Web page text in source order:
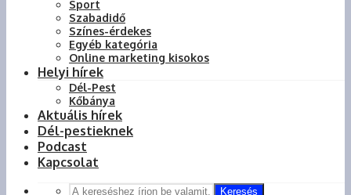
Sport
Szabadidő
Színes-érdekes
Egyéb kategória
Online marketing kisokos
Helyi hírek
Dél-Pest
Kőbánya
Aktuális hírek
Dél-pestieknek
Podcast
Kapcsolat
Keresés